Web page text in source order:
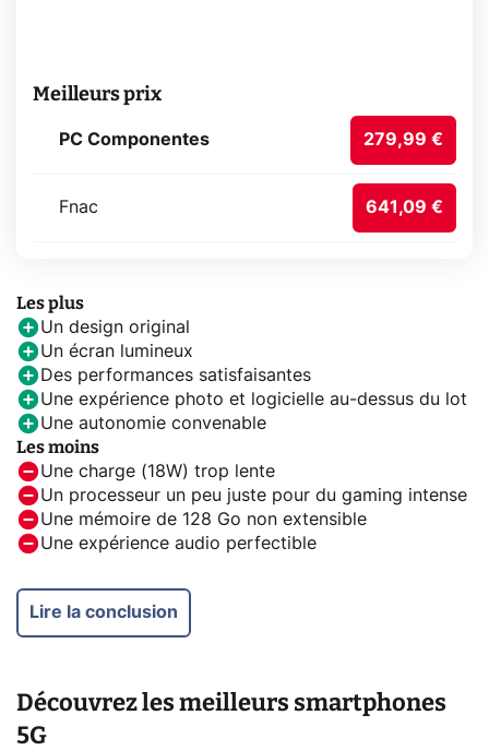
Meilleurs prix
PC Componentes 279,99 €
Fnac 641,09 €
Les plus
Un design original
Un écran lumineux
Des performances satisfaisantes
Une expérience photo et logicielle au-dessus du lot
Une autonomie convenable
Les moins
Une charge (18W) trop lente
Un processeur un peu juste pour du gaming intense
Une mémoire de 128 Go non extensible
Une expérience audio perfectible
Lire la conclusion
Découvrez les meilleurs smartphones
5G